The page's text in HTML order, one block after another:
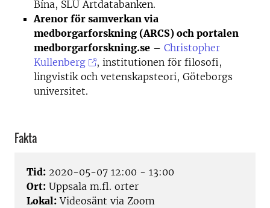
Bína, SLU Artdatabanken.
Arenor för samverkan via
medborgarforskning (ARCS) och portalen
medborgarforskning.se – Christopher
Kullenberg
, institutionen för filosofi,
lingvistik och vetenskapsteori, Göteborgs
universitet.
Fakta
Tid: 2020-05-07 12:00 - 13:00
Ort: Uppsala m.fl. orter
Lokal: Videosänt via Zoom